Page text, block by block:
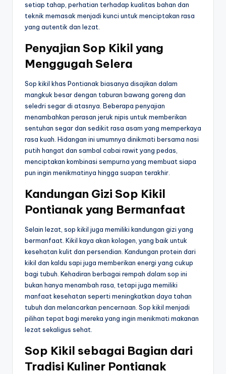
setiap tahap, perhatian terhadap kualitas bahan dan
teknik memasak menjadi kunci untuk menciptakan rasa
yang autentik dan lezat.
Penyajian Sop Kikil yang
Menggugah Selera
Sop kikil khas Pontianak biasanya disajikan dalam
mangkuk besar dengan taburan bawang goreng dan
seledri segar di atasnya. Beberapa penyajian
menambahkan perasan jeruk nipis untuk memberikan
sentuhan segar dan sedikit rasa asam yang memperkaya
rasa kuah. Hidangan ini umumnya dinikmati bersama nasi
putih hangat dan sambal cabai rawit yang pedas,
menciptakan kombinasi sempurna yang membuat siapa
pun ingin menikmatinya hingga suapan terakhir.
Kandungan Gizi Sop Kikil
Pontianak yang Bermanfaat
Selain lezat, sop kikil juga memiliki kandungan gizi yang
bermanfaat. Kikil kaya akan kolagen, yang baik untuk
kesehatan kulit dan persendian. Kandungan protein dari
kikil dan kaldu sapi juga memberikan energi yang cukup
bagi tubuh. Kehadiran berbagai rempah dalam sop ini
bukan hanya menambah rasa, tetapi juga memiliki
manfaat kesehatan seperti meningkatkan daya tahan
tubuh dan melancarkan pencernaan. Sop kikil menjadi
pilihan tepat bagi mereka yang ingin menikmati makanan
lezat sekaligus sehat.
Sop Kikil sebagai Bagian dari
Tradisi Kuliner Pontianak